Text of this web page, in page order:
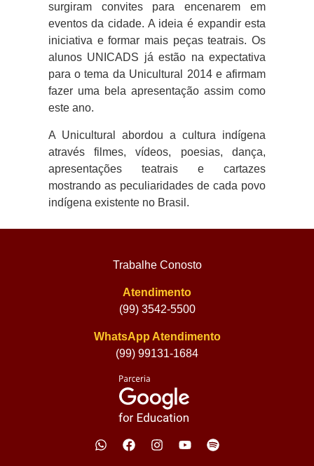
surgiram convites para encenarem em
eventos da cidade. A ideia é expandir esta
iniciativa e formar mais peças teatrais. Os
alunos UNICADS já estão na expectativa
para o tema da Unicultural 2014 e afirmam
fazer uma bela apresentação assim como
este ano.
A Unicultural abordou a cultura indígena
através filmes, vídeos, poesias, dança,
apresentações teatrais e cartazes
mostrando as peculiaridades de cada povo
indígena existente no Brasil.
Trabalhe Conosto
Atendimento
(99) 3542-5500
WhatsApp Atendimento
(99) 99131-1684